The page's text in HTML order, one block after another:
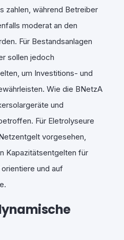
zahlen, während Betreiber
moderat an den
Für Bestandsanlagen
sollen jedoch
um Investitions- und
Wie die BNetzA
und
Für Eletrolyseure
vorgesehen,
Kapazitätsentgelten für
und auf